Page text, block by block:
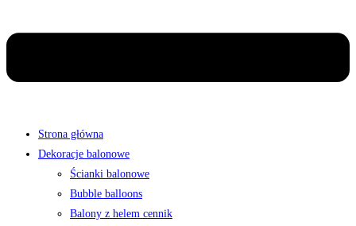
Strona główna
Dekoracje balonowe
Ścianki balonowe
Bubble balloons
Balony z helem cennik